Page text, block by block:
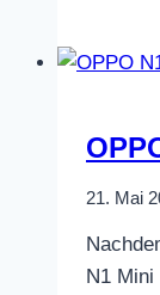
21. Mai
N1